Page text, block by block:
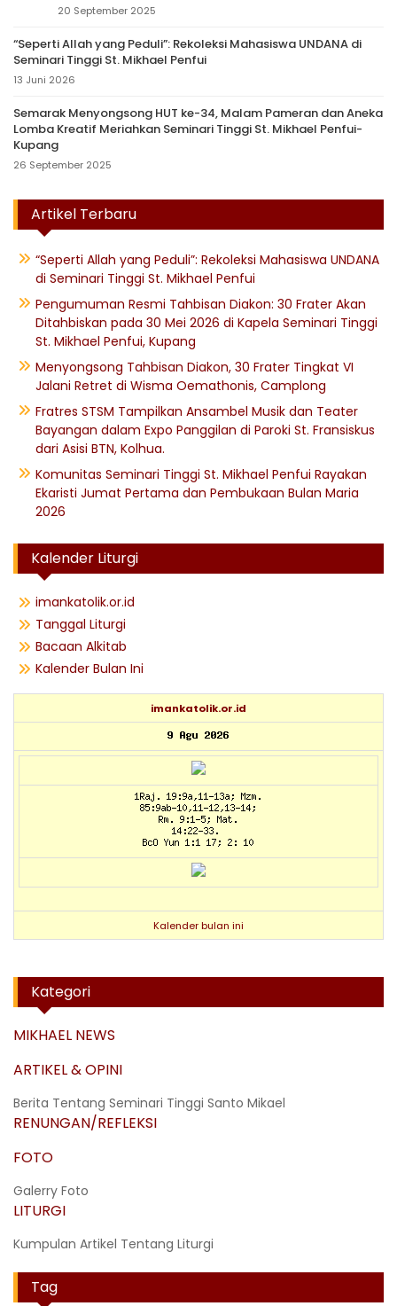
20 September 2025
“Seperti Allah yang Peduli”: Rekoleksi Mahasiswa UNDANA di
Seminari Tinggi St. Mikhael Penfui
13 Juni 2026
Semarak Menyongsong HUT ke-34, Malam Pameran dan Aneka
Lomba Kreatif Meriahkan Seminari Tinggi St. Mikhael Penfui-
Kupang
26 September 2025
Artikel Terbaru
“Seperti Allah yang Peduli”: Rekoleksi Mahasiswa UNDANA
di Seminari Tinggi St. Mikhael Penfui
Pengumuman Resmi Tahbisan Diakon: 30 Frater Akan
Ditahbiskan pada 30 Mei 2026 di Kapela Seminari Tinggi
St. Mikhael Penfui, Kupang
Menyongsong Tahbisan Diakon, 30 Frater Tingkat VI
Jalani Retret di Wisma Oemathonis, Camplong
Fratres STSM Tampilkan Ansambel Musik dan Teater
Bayangan dalam Expo Panggilan di Paroki St. Fransiskus
dari Asisi BTN, Kolhua.
Komunitas Seminari Tinggi St. Mikhael Penfui Rayakan
Ekaristi Jumat Pertama dan Pembukaan Bulan Maria
2026
Kalender Liturgi
imankatolik.or.id
Tanggal Liturgi
Bacaan Alkitab
Kalender Bulan Ini
imankatolik.or.id
Kalender bulan ini
Kategori
MIKHAEL NEWS
ARTIKEL & OPINI
Berita Tentang Seminari Tinggi Santo Mikael
RENUNGAN/REFLEKSI
FOTO
Galerry Foto
LITURGI
Kumpulan Artikel Tentang Liturgi
Tag